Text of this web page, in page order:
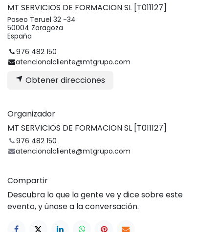
MT SERVICIOS DE FORMACION SL [T011127]
Paseo Teruel 32 -34
50004 Zaragoza
España
976 482 150
atencionalcliente@mtgrupo.com
Obtener direcciones
Organizador
MT SERVICIOS DE FORMACION SL [T011127]
976 482 150
atencionalcliente@mtgrupo.com
Compartir
Descubra lo que la gente ve y dice sobre este
evento, y únase a la conversación.